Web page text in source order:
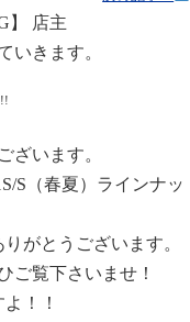
】 店主
いきます。
ざいます。
S（春夏）ラインナッ
がとうございます。
ご覧下さいませ！
！！